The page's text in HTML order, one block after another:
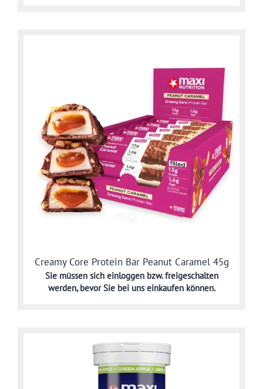
Creamy Core Protein Bar Peanut Caramel 45g
Sie müssen sich einloggen bzw. freigeschalten
werden,bevor Sie bei uns einkaufen können.